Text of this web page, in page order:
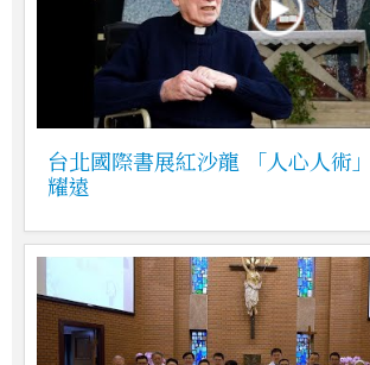
台北國際書展紅沙龍 「人心人術
耀遠